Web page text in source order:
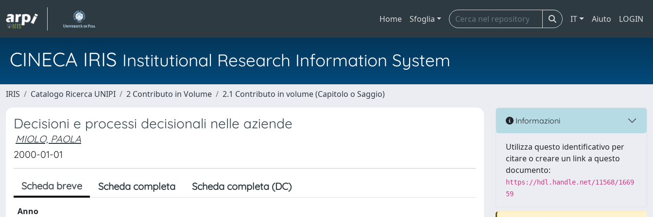
Home Sfoglia IT Aiuto LOGIN
CINECA IRIS Institutional Research Information System
IRIS Catalogo Ricerca UNIPI 2 Contributo in Volume 2.1 Contributo in volume (Capitolo o Saggio)
Decisioni e processi decisionali nelle aziende
MIOLO, PAOLA
2000-01-01
Scheda breve Scheda completa Scheda completa (DC)
Anno
Informazioni
Utilizza questo identificativo per
citare o creare un link a questo
documento:
https://hdl.handle.net/11568/1669
59